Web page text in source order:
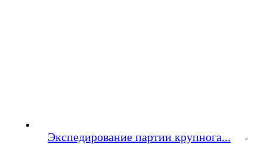
Экспедирование партии крупнога... -